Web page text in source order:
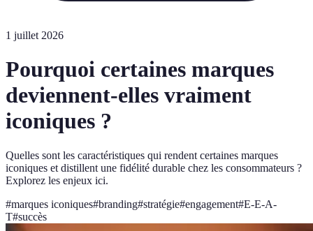
1 juillet 2026
Pourquoi certaines marques
deviennent-elles vraiment
iconiques ?
Quelles sont les caractéristiques qui rendent certaines marques
iconiques et distillent une fidélité durable chez les consommateurs ?
Explorez les enjeux ici.
#marques iconiques#branding#stratégie#engagement#E-E-A-
T#succès